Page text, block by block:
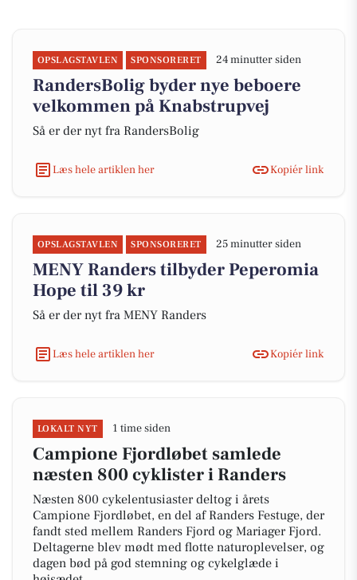
OPSLAGSTAVLEN SPONSORERET 24 minutter siden
RandersBolig byder nye beboere
velkommen på Knabstrupvej
Så er der nyt fra RandersBolig
Læs hele artiklen her Kopiér link
OPSLAGSTAVLEN SPONSORERET 25 minutter siden
MENY Randers tilbyder Peperomia
Hope til 39 kr
Så er der nyt fra MENY Randers
Læs hele artiklen her Kopiér link
LOKALT NYT 1 time siden
Campione Fjordløbet samlede
næsten 800 cyklister i Randers
Næsten 800 cykelentusiaster deltog i årets
Campione Fjordløbet, en del af Randers Festuge, der
fandt sted mellem Randers Fjord og Mariager Fjord.
Deltagerne blev mødt med flotte naturoplevelser, og
dagen bød på god stemning og cykelglæde i